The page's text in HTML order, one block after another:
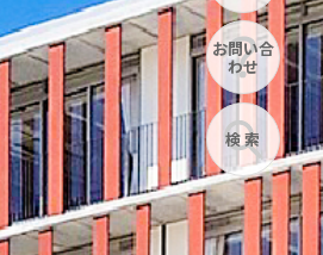
お問い合
わせ
検 索